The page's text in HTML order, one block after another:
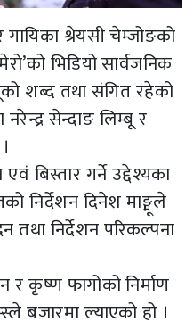
श्रेयसी चेम्जोङको
भिडियो सार्वजनिक
शब्द तथा संगित रहेको
सेन्दाङ लिम्बू र
बिस्तार गर्ने उद्देश्यका
निर्देशन दिनेश माङ्मूले
तथा निर्देशन परिकल्पना
र कृष्ण फागोको निर्माण
बजारमा ल्याएको हो ।